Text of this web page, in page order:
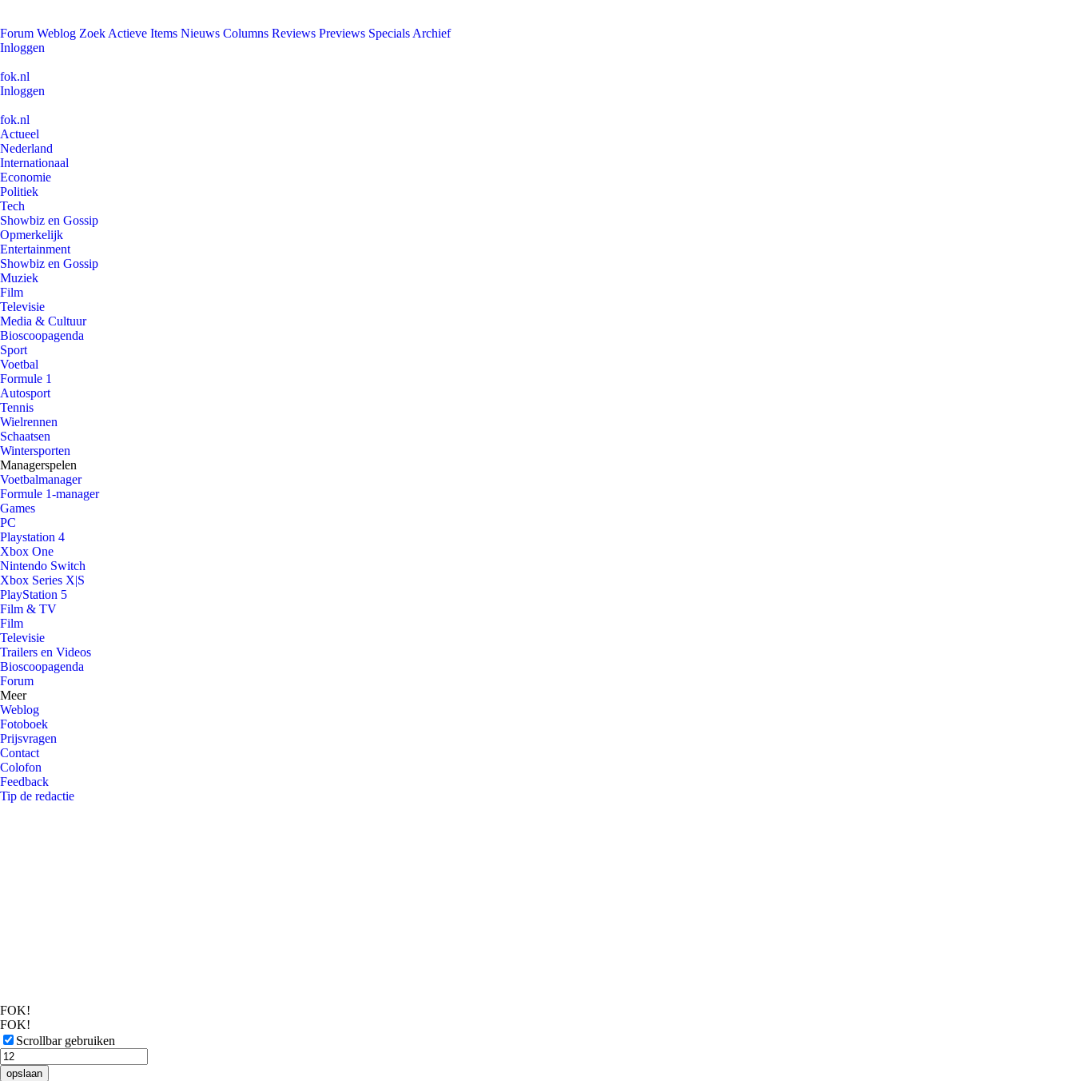
Forum Weblog Zoek Actieve Items Nieuws Columns Reviews Previews Specials Archief
Inloggen
fok.nl
Inloggen
fok.nl
Actueel
Nederland
Internationaal
Economie
Politiek
Tech
Showbiz en Gossip
Opmerkelijk
Entertainment
Showbiz en Gossip
Muziek
Film
Televisie
Media & Cultuur
Bioscoopagenda
Sport
Voetbal
Formule 1
Autosport
Tennis
Wielrennen
Schaatsen
Wintersporten
Managerspelen
Voetbalmanager
Formule 1-manager
Games
PC
Playstation 4
Xbox One
Nintendo Switch
Xbox Series X|S
PlayStation 5
Film & TV
Film
Televisie
Trailers en Videos
Bioscoopagenda
Forum
Meer
Weblog
Fotoboek
Prijsvragen
Contact
Colofon
Feedback
Tip de redactie
FOK!
FOK!
Scrollbar gebruiken
opslaan